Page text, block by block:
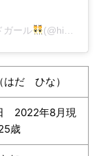
ガール (@hina__fitness)がシェアした投稿
だ ひな）
2022年8月現
歳